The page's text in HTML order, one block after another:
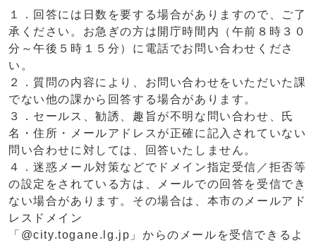
１．回答には日数を要する場合がありますので、ご了
承ください。お急ぎの方は開庁時間内（午前８時３０
分～午後５時１５分）に電話でお問い合わせくださ
い。
２．質問の内容により、お問い合わせをいただいた課
でない他の課から回答する場合があります。
３．セールス、勧誘、趣旨が不明な問い合わせ、氏
名・住所・メールアドレスが正確に記入されていない
問い合わせに対しては、回答いたしません。
４．迷惑メール対策などでドメイン指定受信／拒否等
の設定をされている方は、メールでの回答を受信でき
ない場合があります。その場合は、本市のメールアド
レスドメイン
「@city.togane.lg.jp」からのメールを受信できるよ